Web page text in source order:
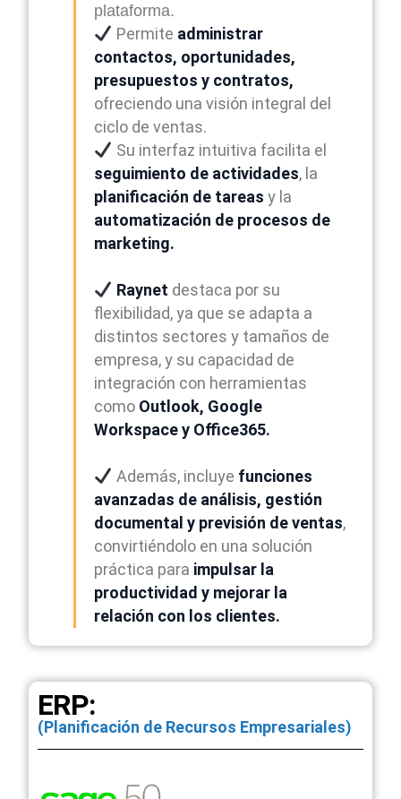
plataforma.
Permite administrar
contactos, oportunidades,
presupuestos y contratos,
ofreciendo una visión integral del
ciclo de ventas.
Su interfaz intuitiva facilita el
seguimiento de actividades, la
planificación de tareas y la
automatización de procesos de
marketing.
Raynet destaca por su
flexibilidad, ya que se adapta a
distintos sectores y tamaños de
empresa, y su capacidad de
integración con herramientas
como Outlook, Google
Workspace y Office365.
Además, incluye funciones
avanzadas de análisis, gestión
documental y previsión de ventas,
convirtiéndolo en una solución
práctica para impulsar la
productividad y mejorar la
relación con los clientes.
ERP:
(Planificación de Recursos Empresariales)